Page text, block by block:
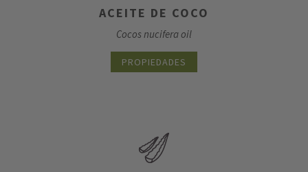
ACEITE DE COCO
Cocos nucifera oil
PROPIEDADES